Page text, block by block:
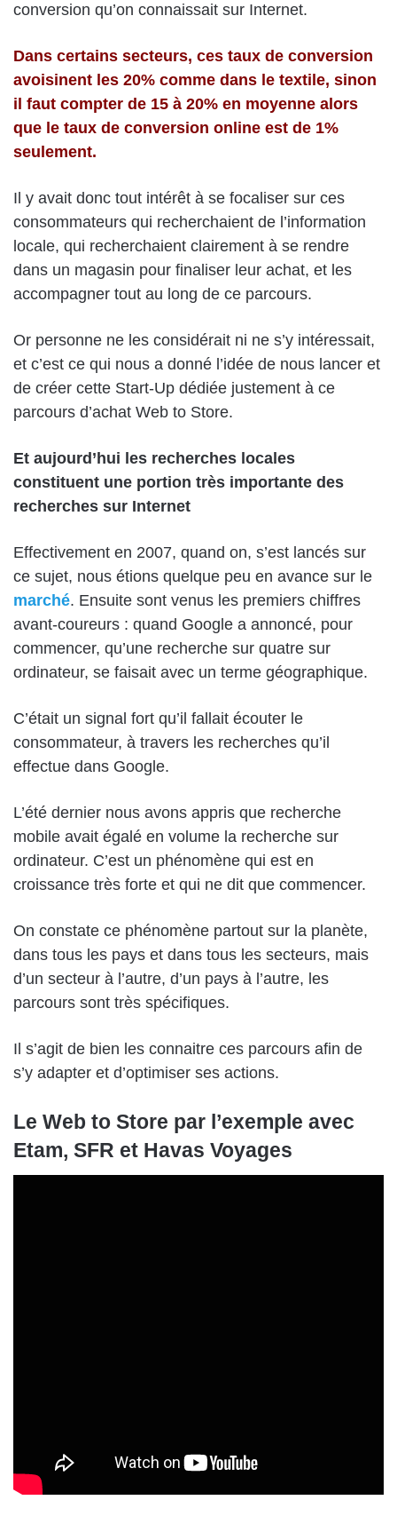
conversion qu’on connaissait sur Internet.
Dans certains secteurs, ces taux de conversion
avoisinent les 20% comme dans le textile, sinon
il faut compter de 15 à 20% en moyenne alors
que le taux de conversion online est de 1%
seulement.
Il y avait donc tout intérêt à se focaliser sur ces
consommateurs qui recherchaient de l’information
locale, qui recherchaient clairement à se rendre
dans un magasin pour finaliser leur achat, et les
accompagner tout au long de ce parcours.
Or personne ne les considérait ni ne s’y intéressait,
et c’est ce qui nous a donné l’idée de nous lancer et
de créer cette Start-Up dédiée justement à ce
parcours d’achat Web to Store.
Et aujourd’hui les recherches locales
constituent une portion très importante des
recherches sur Internet
Effectivement en 2007, quand on, s’est lancés sur
ce sujet, nous étions quelque peu en avance sur le
marché. Ensuite sont venus les premiers chiffres
avant-coureurs : quand Google a annoncé, pour
commencer, qu’une recherche sur quatre sur
ordinateur, se faisait avec un terme géographique.
C’était un signal fort qu’il fallait écouter le
consommateur, à travers les recherches qu’il
effectue dans Google.
L’été dernier nous avons appris que recherche
mobile avait égalé en volume la recherche sur
ordinateur. C’est un phénomène qui est en
croissance très forte et qui ne dit que commencer.
On constate ce phénomène partout sur la planète,
dans tous les pays et dans tous les secteurs, mais
d’un secteur à l’autre, d’un pays à l’autre, les
parcours sont très spécifiques.
Il s’agit de bien les connaitre ces parcours afin de
s’y adapter et d’optimiser ses actions.
Le Web to Store par l’exemple avec
Etam, SFR et Havas Voyages